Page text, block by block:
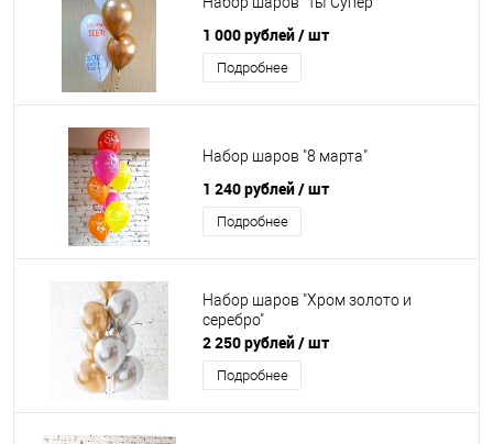
1 000 рублей/ шт
Подробнее
Набор шаров "8 марта"
1 240 рублей/ шт
Подробнее
Набор шаров "Хром золото и
серебро"
2 250 рублей/ шт
Подробнее